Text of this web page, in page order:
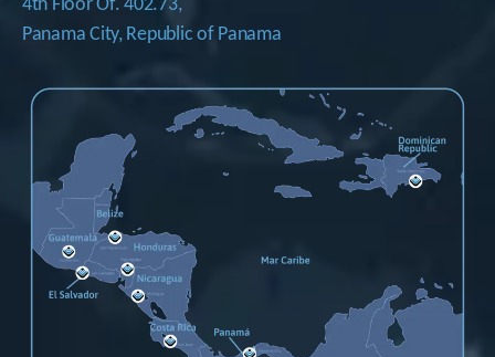
4th Floor Of. 402.73,
Panama City, Republic of Panama